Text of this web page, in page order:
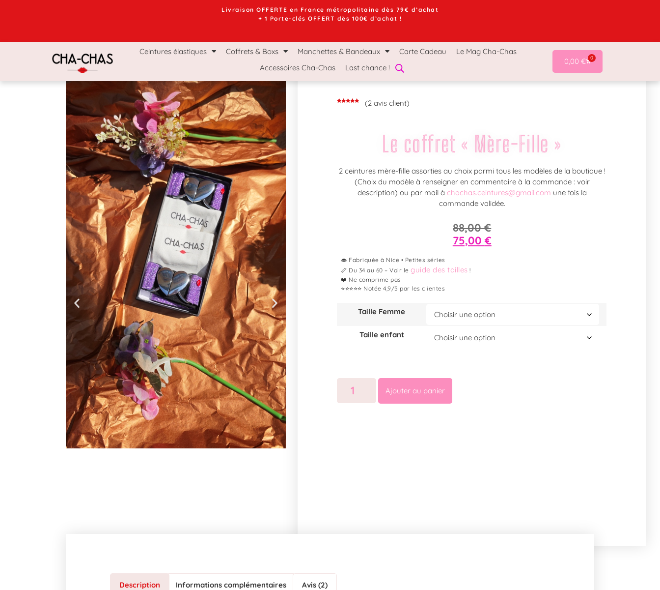
Livraison OFFERTE en France métropolitaine dès 79€ d’achat
+ 1 Porte-clés OFFERT dès 100€ d’achat !
Coffrets & Boxs Manchettes & Bandeaux Carte Cadeau Le Mag Cha-Chas Accessoires Cha-Chas
Ceintures élastiques Coffrets & Boxs Manchettes & Bandeaux Carte Cadeau
Le Mag Cha-Chas
Accessoires Cha-Chas
Last chance !
0,00 € 0
(2 avis client)
Le coffret « Mère-Fille »
2 ceintures mère-fille assorties au choix parmi tous les modèles de la boutique !
(Choix du modèle à renseigner en commentaire à la commande : voir
description) ou par mail à chachas.ceintures@gmail.com une fois la
commande validée.
88,00€
75,00 €
👄 Fabriquée à Nice • Petites séries
📏 Du 34 au 60 – Voir leguide des tailles !
❤️ Ne comprime pas
⭐⭐⭐⭐⭐ Notée 4,9/5 par les clientes
Taille Femme
Taille enfant
Ajouter au panier
Description Informations complémentaires Avis (2)